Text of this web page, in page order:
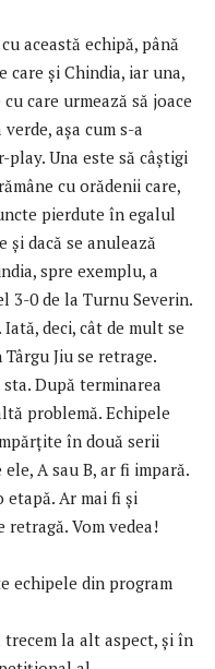
această echipă, până
și Chindia, iar una,
care urmează să joace
așa cum s-a
Una este să câștigi
cu orădenii care,
pierdute în egalul
și dacă se anulează
spre exemplu, a
3-0 de la Turnu Severin.
deci, cât de mult se
Jiu se retrage.
După terminarea
problemă. Echipele
în două serii
A sau B, ar fi impară.
etapă. Ar mai fi și
retragă. Vom vedea!
echipele din program
la alt aspect, și în